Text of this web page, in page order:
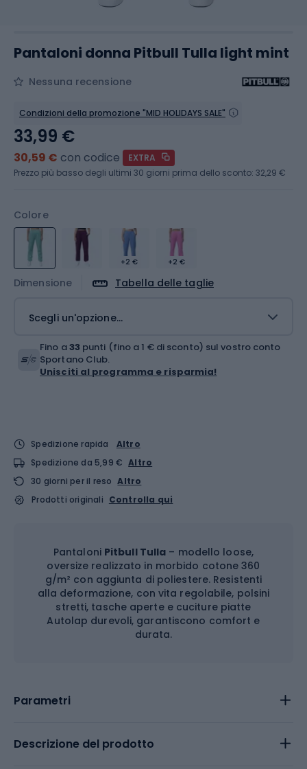
Pantaloni donna Pitbull Tulla light mint
Nessuna recensione
Condizioni della promozione "MID HOLIDAYS SALE"
Colore
+2 € +2 €
Dimensione Tabella delle taglie
Scegli un'opzione...
33,99 €
30,59 € con codice
EXTRA
Prezzo più basso degli ultimi 30 giorni prima dello sconto: 32,29 €
Fino a33 punti (fino a 1 € di sconto) sul vostro conto
Sportano Club.
Unisciti al programma e risparmia!
Spedizione rapida
Altro
Spedizione da 5,99 € Altro
30 giorni per il reso Altro
Prodotti originali Controlla qui
Pantaloni Pitbull Tulla – modello loose,
oversize realizzato in morbido cotone 360
g/m² con aggiunta di poliestere. Resistenti
alla deformazione, con vita regolabile, polsini
stretti, tasche aperte e cuciture piatte
Autolap durevoli, garantiscono comfort e
durata.
Parametri
Descrizione del prodotto